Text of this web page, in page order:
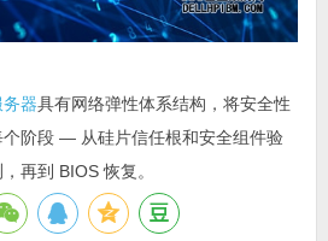
务器具有网络弹性体系结构，将安全性
个阶段 — 从硅片信任根和安全组件验
再到 BIOS 恢复。